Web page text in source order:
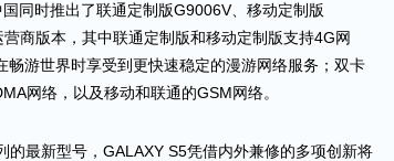
同时推出了联通定制版G9006V、移动定制版
营商版本，其中联通定制版和移动定制版支持4G 网
畅游世界时享受到 更快速稳定的漫游网络服务 ；双卡
网络，以及移动和联通的GSM 网络。
的最新型号， GALAXY S5凭借内外兼修的多项创新将